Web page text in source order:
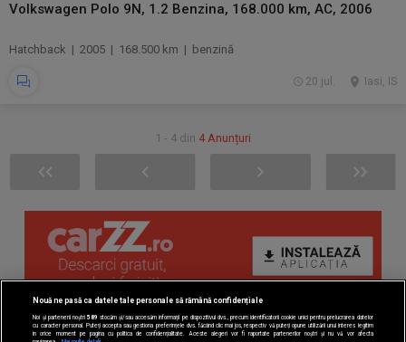
Volkswagen Polo 9N, 1.2 Benzina, 168.000 km, AC, 2006
Hatchback | 2005 | 168.500 km | benzină
Iasi, IS
20 jul.
1 - 4 din 4 Anunțuri
Nouă ne pasă ca datele tale personale să rămână confidențiale
Noi și partenerii noștri 589 stocăm și/sau accesăm informații pe dispozitivul dvs., precum identificatorii cookie unici pentru prelucrarea datelor
cu caracter personal. Puteți accepta sau gestiona preferințele dvs. făcând clic mai jos, respectiv vă puteți opune utilizării unui interes legitim
în orice moment pe pagina cu politica de confidențialitate. Aceste alegeri vor fi raportate partenerilor noștri și nu vă vor afecta